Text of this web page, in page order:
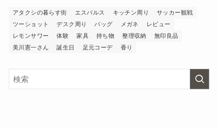
アタクシの暮らす街 エスパルス キッチン周り
サッカー観戦
ツーショット
デスク周り バッグ メガネ
レビュー
レモンサワー
体験 家具 持ち物 整理収納
無印良品
美川憲一さん
誕生日 足元コーデ 香り